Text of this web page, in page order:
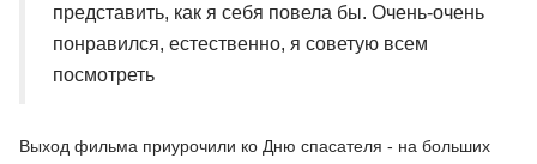
представить, как я себя повела бы. Очень-очень
понравился, естественно, я советую всем
посмотреть
Выход фильма приурочили ко Дню спасателя - на больших